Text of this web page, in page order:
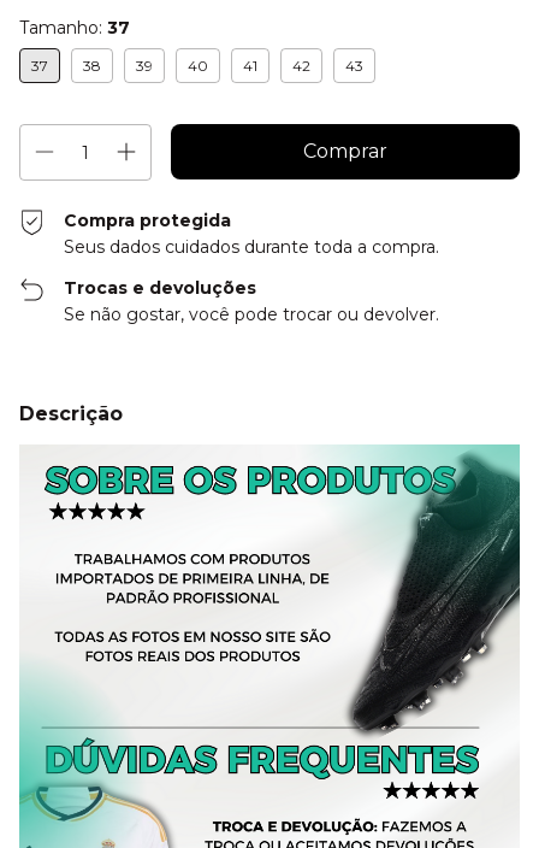
Tamanho: 37
37 38 39 40 41 42 43
Compra protegida
Seus dados cuidados durante toda a compra.
Trocas e devoluções
Se não gostar, você pode trocar ou devolver.
Descrição